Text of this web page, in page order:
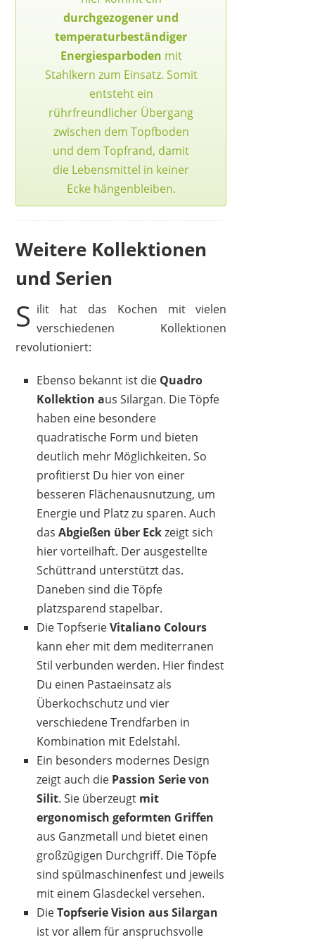
durchgezogener und
temperaturbeständiger
Energiesparboden mit
Stahlkern zum Einsatz. Somit
entsteht ein
rührfreundlicher Übergang
zwischen dem Topfboden
und dem Topfrand, damit
die Lebensmittel in keiner
Ecke hängenbleiben.
Weitere Kollektionen
und Serien
S ilit hat das Kochen mit vielen
verschiedenen Kollektionen
revolutioniert:
Ebenso bekannt ist die Quadro
Kollektion aus Silargan. Die Töpfe
haben eine besondere
quadratische Form und bieten
deutlich mehr Möglichkeiten. So
profitierst Du hier von einer
besseren Flächenausnutzung, um
Energie und Platz zu sparen. Auch
dasAbgießen über Eckzeigt sich
hier vorteilhaft. Der ausgestellte
Schüttrand unterstützt das.
Daneben sind die Töpfe
platzsparend stapelbar.
Die TopfserieVitaliano Colours
kann eher mit dem mediterranen
Stil verbunden werden. Hier findest
Du einen Pastaeinsatz als
Überkochschutz und vier
verschiedene Trendfarben in
Kombination mit Edelstahl.
Ein besonders modernes Design
zeigt auch die Passion Serie von
Silit. Sie überzeugt mit
ergonomisch geformten Griffen
aus Ganzmetall und bietet einen
großzügigen Durchgriff. Die Töpfe
sind spülmaschinenfest und jeweils
mit einem Glasdeckel versehen.
DieTopfserie Vision aus Silargan
ist vor allem für anspruchsvolle